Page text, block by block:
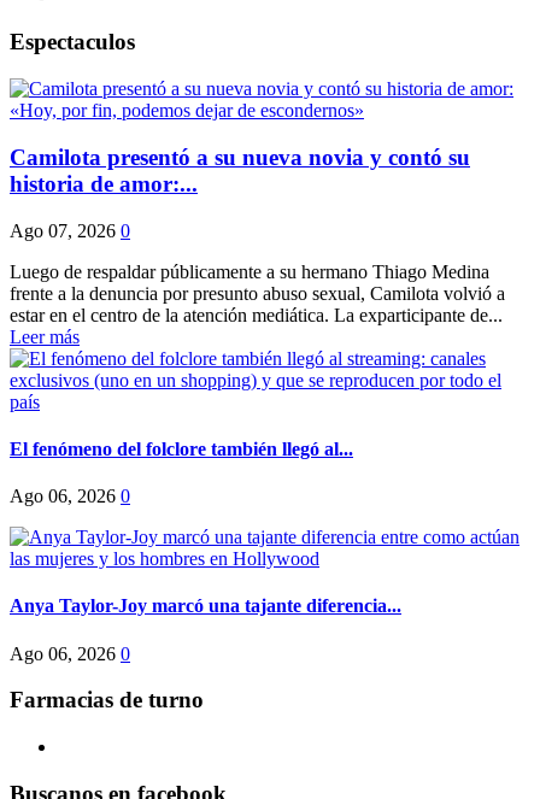
Espectaculos
Camilota presentó a su nueva novia y contó su
historia de amor:...
Ago 07, 2026 0
Luego de respaldar públicamente a su hermano Thiago Medina
frente a la denuncia por presunto abuso sexual, Camilota volvió a
estar en el centro de la atención mediática. La exparticipante de...
Leer más
El fenómeno del folclore también llegó al...
Ago 06, 2026 0
Anya Taylor-Joy marcó una tajante diferencia...
Ago 06, 2026 0
Farmacias de turno
Buscanos en facebook